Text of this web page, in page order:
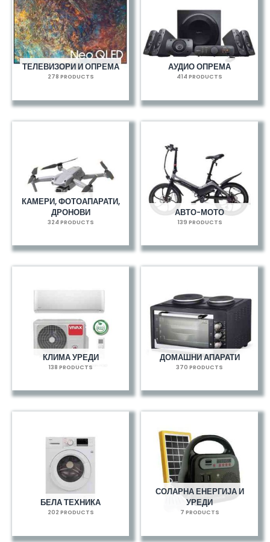
ТЕЛЕВИЗОРИ И ОПРЕМА
278 PRODUCTS
АУДИО ОПРЕМА
414 PRODUCTS
КАМЕРИ, ФОТОАПАРАТИ,
ДРОНОВИ
324 PRODUCTS
АВТО-МОТО
139 PRODUCTS
КЛИМА УРЕДИ
138 PRODUCTS
ДОМАШНИ АПАРАТИ
370 PRODUCTS
БЕЛА ТЕХНИКА
202 PRODUCTS
СОЛАРНА ЕНЕРГИЈА И
УРЕДИ
7 PRODUCTS